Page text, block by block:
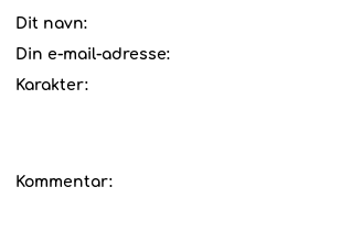
Dit navn:
Din e-mail-adresse:
Karakter:
Kommentar: